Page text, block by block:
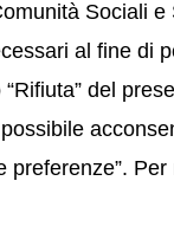
Sociali
al fine di
del
preferenze”.